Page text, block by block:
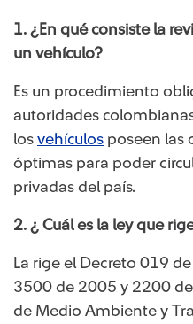
1. ¿En qué consiste la
un vehículo?
Es un procedimiento
autoridades
los vehículos poseen las
óptimas para poder
privadas del país.
2. ¿ Cuál es la ley que
La rige el Decreto 019
3500 de 2005 y 2200
de Medio Ambiente y